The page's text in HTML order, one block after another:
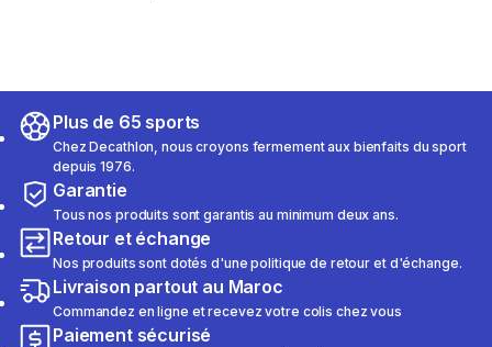
Plus de 65 sports
Chez Decathlon, nous croyons fermement aux bienfaits du sport
depuis 1976.
Garantie
Tous nos produits sont garantis au minimum deux ans.
Retour et échange
Nos produits sont dotés d'une politique de retour et d'échange.
Livraison partout au Maroc
Commandez en ligne et recevez votre colis chez vous
Paiement sécurisé